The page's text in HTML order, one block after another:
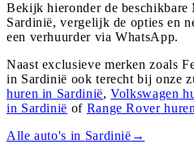
Bekijk hieronder de beschikbare
Sardinië, vergelijk de opties en
een verhuurder via WhatsApp.
Naast exclusieve merken zoals
in Sardinië ook terecht bij onze
huren in Sardinië,Volkswagen
in Sardinië of Range Rover
Alle auto's in Sardinië →